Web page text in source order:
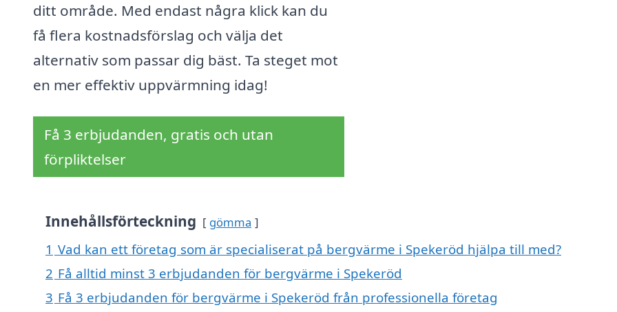
ditt område. Med endast några klick kan du
få flera kostnadsförslag och välja det
alternativ som passar dig bäst. Ta steget mot
en mer effektiv uppvärmning idag!
Få 3 erbjudanden, gratis och utan
förpliktelser
Innehållsförteckning gömma
1 Vad kan ett företag som är specialiserat på bergvärme i Spekeröd hjälpa till med?
2 Få alltid minst 3 erbjudanden för bergvärme i Spekeröd
3 Få 3 erbjudanden för bergvärme i Spekeröd från professionella företag